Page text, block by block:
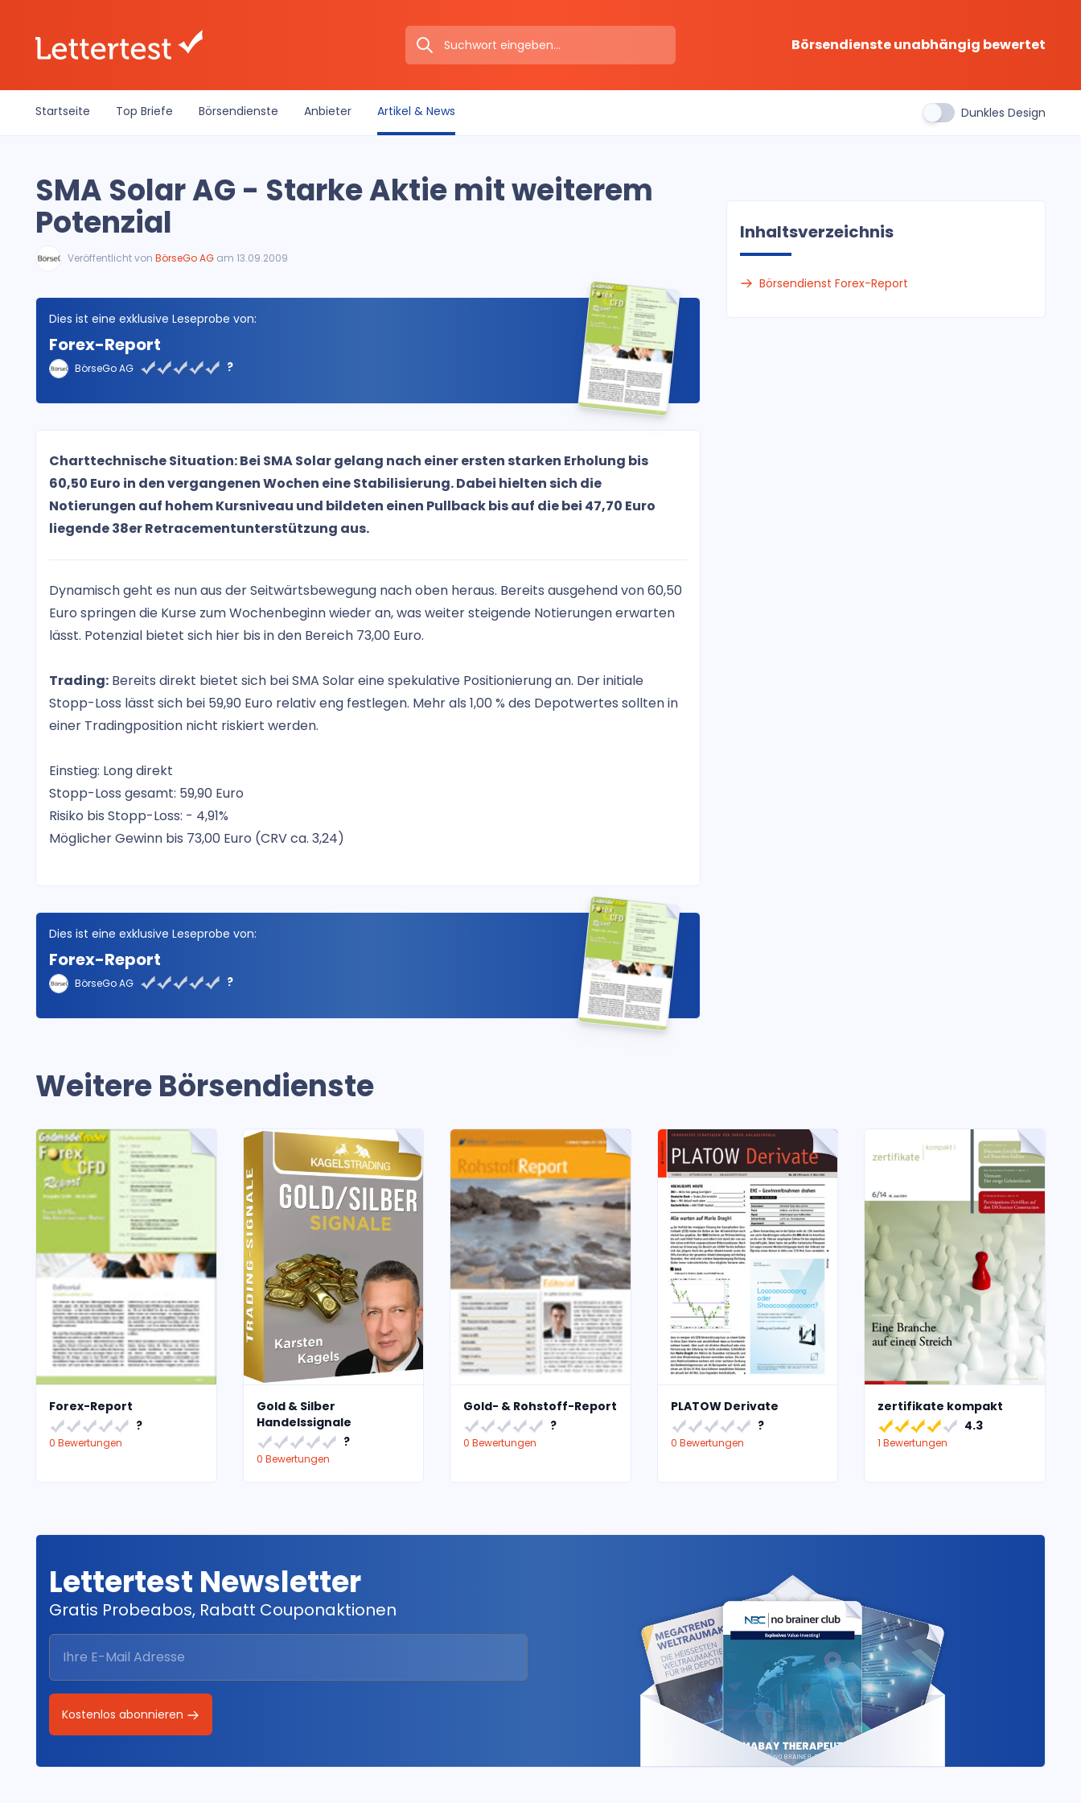
Börsendienste unabhängig bewertet
Startseite Top Briefe Börsendienste Anbieter Artikel & News Dunkles Design
SMA Solar AG - Starke Aktie mit weiterem
Potenzial
Veröffentlicht von BörseGo AG am 13.09.2009
Dies ist eine exklusive Leseprobe von:
Forex-Report
BörseGo AG ?
Charttechnische Situation: Bei SMA Solar gelang nach einer ersten starken Erholung bis
60,50 Euro in den vergangenen Wochen eine Stabilisierung. Dabei hielten sich die
Notierungen auf hohem Kursniveau und bildeten einen Pullback bis auf die bei 47,70 Euro
liegende 38er Retracementunterstützung aus.
Dynamisch geht es nun aus der Seitwärtsbewegung nach oben heraus. Bereits ausgehend von 60,50
Euro springen die Kurse zum Wochenbeginn wieder an, was weiter steigende Notierungen erwarten
lässt. Potenzial bietet sich hier bis in den Bereich 73,00 Euro.
Trading: Bereits direkt bietet sich bei SMA Solar eine spekulative Positionierung an. Der initiale
Stopp-Loss lässt sich bei 59,90 Euro relativ eng festlegen. Mehr als 1,00 % des Depotwertes sollten in
einer Tradingposition nicht riskiert werden.
Einstieg: Long direkt
Stopp-Loss gesamt: 59,90 Euro
Risiko bis Stopp-Loss: - 4,91%
Möglicher Gewinn bis 73,00 Euro (CRV ca. 3,24)
Dies ist eine exklusive Leseprobe von:
Forex-Report
BörseGo AG ?
Inhaltsverzeichnis
Börsendienst Forex-Report
Weitere Börsendienste
Forex-Report
?
0 Bewertungen
Gold & Silber
Handelssignale
?
0 Bewertungen
Gold- & Rohstoff-Report
?
0 Bewertungen
PLATOW Derivate
?
0 Bewertungen
zertifikate kompakt
4.3
1 Bewertungen
Lettertest Newsletter
Gratis Probeabos, Rabatt Couponaktionen
Kostenlos abonnieren